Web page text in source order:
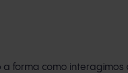
forma como interagimos